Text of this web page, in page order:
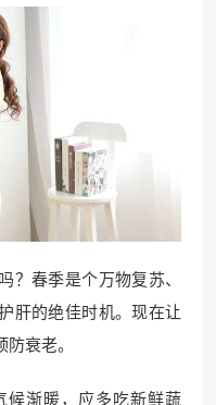
？春季是个万物复苏、
肝的绝佳时机。现在让
衰老。
候渐暖，应多吃新鲜蔬